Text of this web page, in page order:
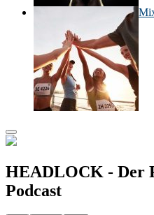
HEADLOCK - Der
Podcast